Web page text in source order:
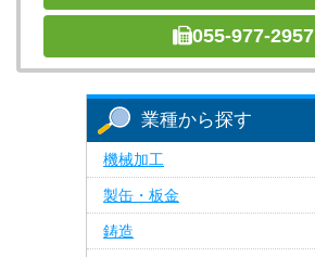
055-977-2957
業種から探す
機械加工
製缶・板金
鋳造